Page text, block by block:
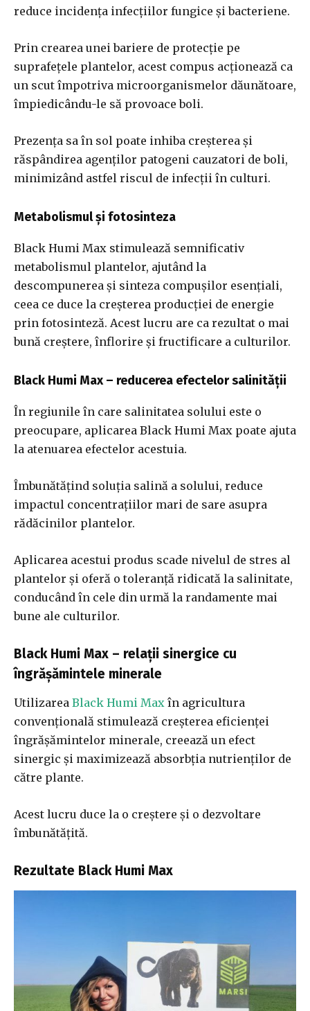
reduce incidența infecțiilor fungice și bacteriene.
Prin crearea unei bariere de protecție pe
suprafețele plantelor, acest compus acționează ca
un scut împotriva microorganismelor dăunătoare,
împiedicându-le să provoace boli.
Prezența sa în sol poate inhiba creșterea și
răspândirea agenților patogeni cauzatori de boli,
minimizând astfel riscul de infecții în culturi.
Metabolismul și fotosinteza
Black Humi Max stimulează semnificativ
metabolismul plantelor, ajutând la
descompunerea și sinteza compușilor esențiali,
ceea ce duce la creșterea producției de energie
prin fotosinteză. Acest lucru are ca rezultat o mai
bună creștere, înflorire și fructificare a culturilor.
Black Humi Max – reducerea efectelor salinității
În regiunile în care salinitatea solului este o
preocupare, aplicarea Black Humi Max poate ajuta
la atenuarea efectelor acestuia.
Îmbunătățind soluția salină a solului, reduce
impactul concentrațiilor mari de sare asupra
rădăcinilor plantelor.
Aplicarea acestui produs scade nivelul de stres al
plantelor și oferă o toleranță ridicată la salinitate,
conducând în cele din urmă la randamente mai
bune ale culturilor.
Black Humi Max – relații sinergice cu
îngrășămintele minerale
Utilizarea Black Humi Max în agricultura
convențională stimulează creșterea eficienței
îngrășămintelor minerale, creează un efect
sinergic și maximizează absorbția nutrienților de
către plante.
Acest lucru duce la o creștere și o dezvoltare
îmbunătățită.
Rezultate Black Humi Max